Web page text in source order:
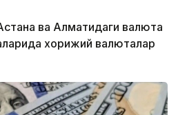
ва Алматидаги валюта
хорижий валюталар